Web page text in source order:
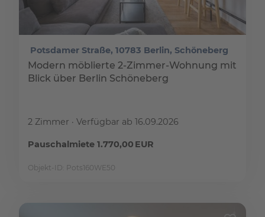
Potsdamer Straße, 10783 Berlin, Schöneberg
Modern möblierte 2-Zimmer-Wohnung mit
Blick über Berlin Schöneberg
2 Zimmer Verfügbar ab 16.09.2026
Pauschalmiete 1.770,00 EUR
Objekt-ID: Pots160WE50